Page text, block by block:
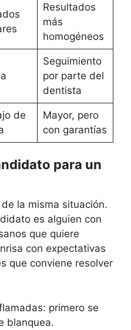
Resultados
más
homogéneos
Seguimiento
por parte del
dentista
de
Mayor, pero
con garantías
para un
la misma situación.
es alguien con
que quiere
con expectativas
que conviene resolver
primero se
blanquea.